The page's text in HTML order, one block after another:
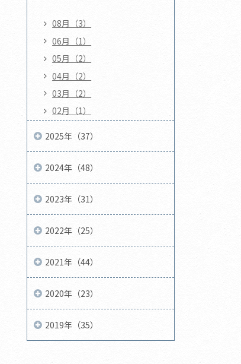
08月（3）
06月（1）
05月（2）
04月（2）
03月（2）
02月（1）
2025年（37）
2024年（48）
2023年（31）
2022年（25）
2021年（44）
2020年（23）
2019年（35）